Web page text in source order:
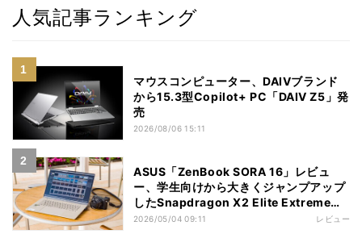
人気記事ランキング
マウスコンピューター、DAIVブランド
から15.3型Copilot+ PC「DAIV Z5」発
売
2026/08/06 15:11
ASUS「ZenBook SORA 16」レビュ
ー、学生向けから大きくジャンプアップ
したSnapdragon X2 Elite Extremeノ
ートPC
2026/05/04 09:11 レビュー